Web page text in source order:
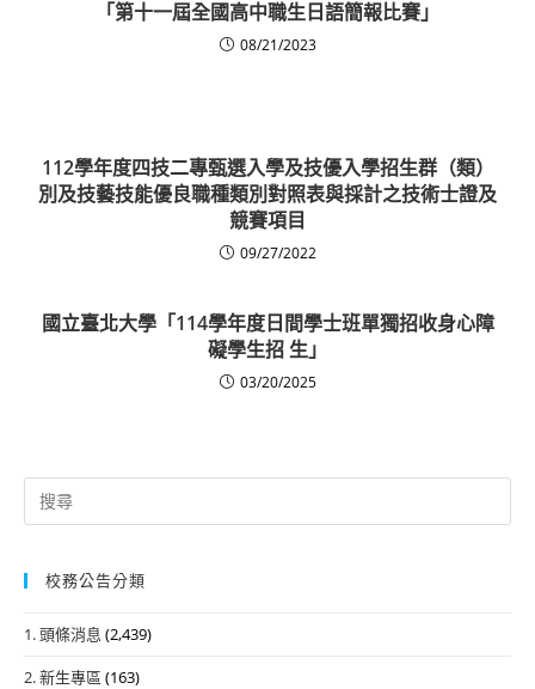
「第十一屆全國高中職生日語簡報比賽」
08/21/2023
112學年度四技二專甄選入學及技優入學招生群（類）
別及技藝技能優良職種類別對照表與採計之技術士證及
競賽項目
09/27/2022
國立臺北大學「114學年度日間學士班單獨招收身心障
礙學生招 生」
03/20/2025
Search
for:
校務公告分類
1. 頭條消息 (2,439)
2. 新生專區 (163)